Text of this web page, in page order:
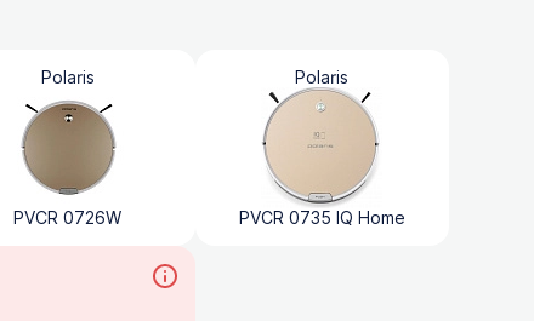
Polaris
PVCR 0726W
Polaris
PVCR 0735 IQ Home